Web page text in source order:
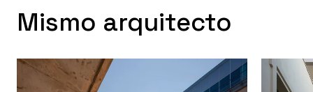
Mismo arquitecto